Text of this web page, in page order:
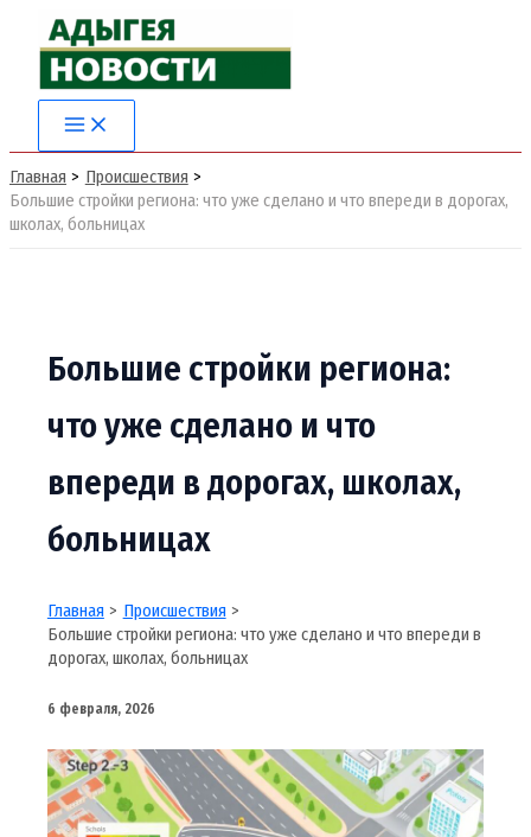
Перейти
содержимому
Главная
Происшествия
Большие стройки региона: что уже сделано и что впереди в дорогах,
школах, больницах
Большие стройки региона:
что уже сделано и что
впереди в дорогах, школах,
больницах
Главная
Происшествия
Большие стройки региона: что уже сделано и что впереди в
дорогах, школах, больницах
6 февраля, 2026